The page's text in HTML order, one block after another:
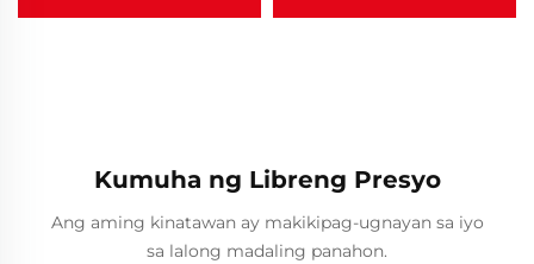
Kumuha ng Libreng Presyo
Ang aming kinatawan ay makikipag-ugnayan sa iyo
sa lalong madaling panahon.